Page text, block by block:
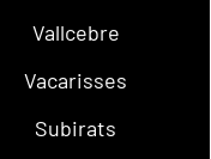
Vallcebre
Vacarisses
Subirats